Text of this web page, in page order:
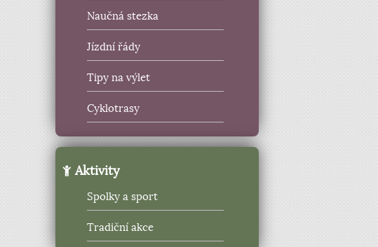
Naučná stezka
Jízdní řády
Tipy na výlet
Cyklotrasy
Aktivity
Spolky a sport
Tradiční akce